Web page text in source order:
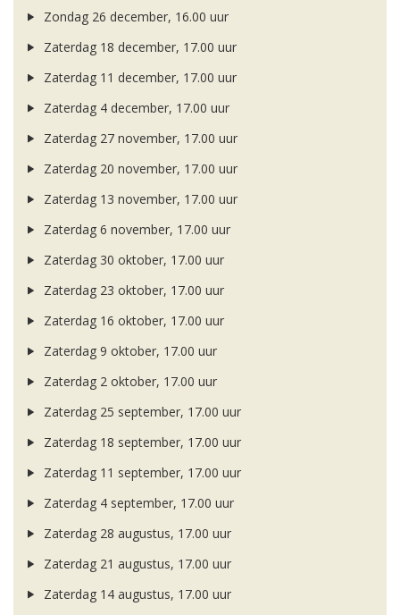
Zondag 26 december, 16.00 uur
Zaterdag 18 december, 17.00 uur
Zaterdag 11 december, 17.00 uur
Zaterdag 4 december, 17.00 uur
Zaterdag 27 november, 17.00 uur
Zaterdag 20 november, 17.00 uur
Zaterdag 13 november, 17.00 uur
Zaterdag 6 november, 17.00 uur
Zaterdag 30 oktober, 17.00 uur
Zaterdag 23 oktober, 17.00 uur
Zaterdag 16 oktober, 17.00 uur
Zaterdag 9 oktober, 17.00 uur
Zaterdag 2 oktober, 17.00 uur
Zaterdag 25 september, 17.00 uur
Zaterdag 18 september, 17.00 uur
Zaterdag 11 september, 17.00 uur
Zaterdag 4 september, 17.00 uur
Zaterdag 28 augustus, 17.00 uur
Zaterdag 21 augustus, 17.00 uur
Zaterdag 14 augustus, 17.00 uur